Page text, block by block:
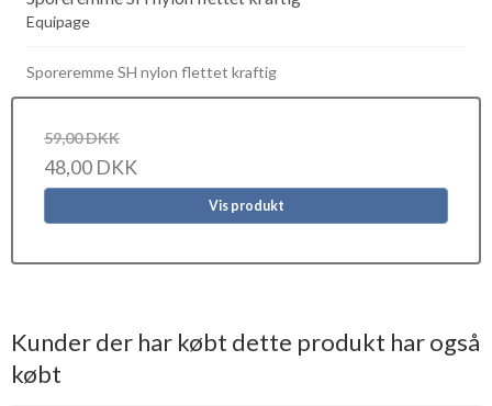
Equipage
Sporeremme SH nylon flettet kraftig
59,00 DKK
48,00 DKK
Vis produkt
Kunder der har købt dette produkt har også
købt